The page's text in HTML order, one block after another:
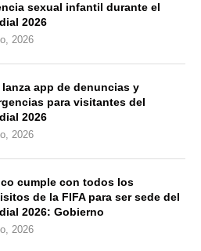
sexual infantil durante el
2026
2026
lanza app de denuncias y
para visitantes del
2026
2026
cumple con todos los
de la FIFA para ser sede del
2026: Gobierno
2026